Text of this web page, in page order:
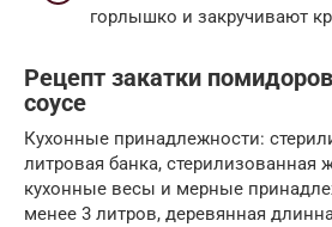
горлышко и закручивают
Рецепт закатки
соусе
Кухонные принадлежности:
литровая банка, стерилизованная
кухонные весы и мерные
менее 3 литров, деревянная